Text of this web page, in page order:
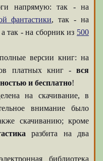
напрямую: так - на
фантастики, так - на
а так - на сборник из 500
версии книг: на
платных книг - вся
и бесплатно!
на скачивание, в
внимание было
скачиванию; кроме
разбита на два
библиотека